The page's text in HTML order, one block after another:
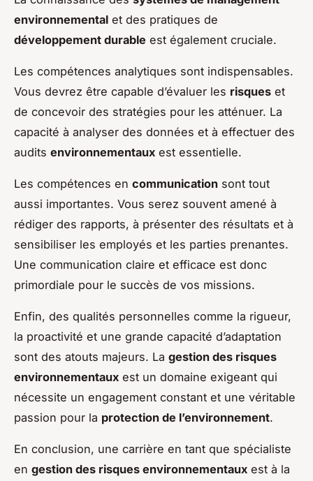
environnemental et des pratiques de
développement durable est également cruciale.
Les compétences analytiques sont indispensables.
Vous devrez être capable d’évaluer les risques et
de concevoir des stratégies pour les atténuer. La
capacité à analyser des données et à effectuer des
audits environnementaux est essentielle.
Les compétences en communication sont tout
aussi importantes. Vous serez souvent amené à
rédiger des rapports, à présenter des résultats et à
sensibiliser les employés et les parties prenantes.
Une communication claire et efficace est donc
primordiale pour le succès de vos missions.
Enfin, des qualités personnelles comme la rigueur,
la proactivité et une grande capacité d’adaptation
sont des atouts majeurs. La gestion des risques
environnementaux est un domaine exigeant qui
nécessite un engagement constant et une véritable
passion pour la protection de l’environnement.
En conclusion, une carrière en tant que spécialiste
en gestion des risques environnementaux est à la